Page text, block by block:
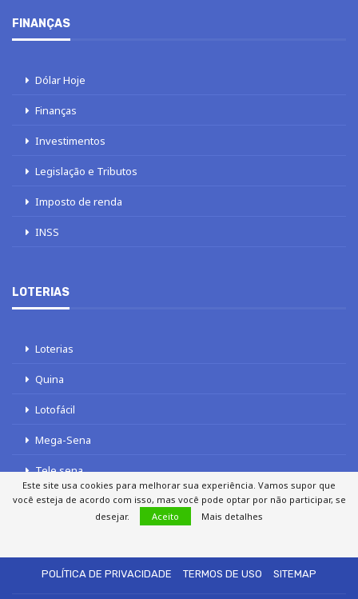
FINANÇAS
Dólar Hoje
Finanças
Investimentos
Legislação e Tributos
Imposto de renda
INSS
LOTERIAS
Loterias
Quina
Lotofácil
Mega-Sena
Tele sena
POLÍTICA DE PRIVACIDADE
TERMOS DE USO SITEMAP
Este site usa cookies para melhorar sua experiência. Vamos supor que
você esteja de acordo com isso, mas você pode optar por não participar, se
desejar.
Aceito Mais detalhes